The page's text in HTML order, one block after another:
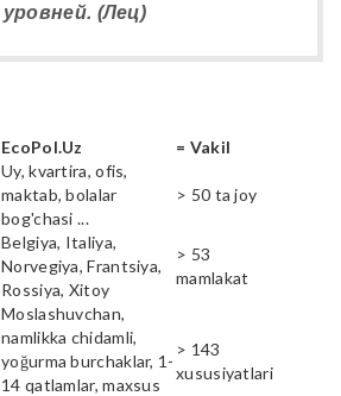
уровней. (Лец)
EcoPol.Uz = Vakil
Uy, kvartira, ofis,
maktab, bolalar
bog'chasi ...
> 50 ta joy
Belgiya, Italiya,
Norvegiya, Frantsiya,
Rossiya, Xitoy
> 53
mamlakat
Moslashuvchan,
namlikka chidamli,
yoğurma burchaklar, 1-
14 qatlamlar, maxsus
> 143
xususiyatlari